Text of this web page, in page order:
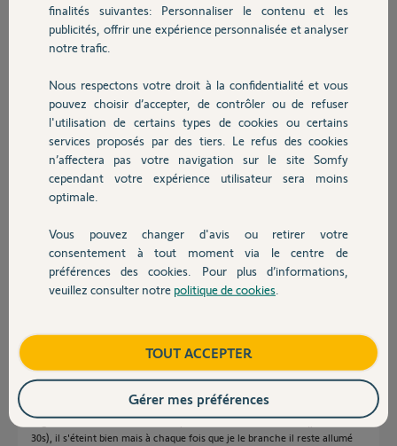
Domotique
Chauffage
Autres produits
Devis avec un pro
Contact
David
il y a plus d'un an
Participer au fil de discussion
Réponses
Bonsoir David
Heureusement pour vous. Ca indique la batterie est en bonne état.
extinction de la Led.
Ca peut dépasser les 30s
JACKY M. il y a plus d'un an
Bonjour,
chaque fois que je le branche il reste allumé en permanence au lieu de
clignoter. J'ai beau faire les manipulations de réinitialisation (pendant
30s), il s'éteint bien mais à chaque fois que je le branche il reste allumé
finalités suivantes: Personnaliser le contenu et les
publicités, offrir une expérience personnalisée et analyser
notre trafic.
Nous respectons votre droit à la confidentialité et vous
pouvez choisir d’accepter, de contrôler ou de refuser
l'utilisation de certains types de cookies ou certains
services proposés par des tiers. Le refus des cookies
n’affectera pas votre navigation sur le site Somfy
cependant votre expérience utilisateur sera moins
optimale.
Vous pouvez changer d'avis ou retirer votre
consentement à tout moment via le centre de
préférences des cookies. Pour plus d’informations,
veuillez consulter notre politique de cookies
TOUT ACCEPTER
Gérer mes préférences